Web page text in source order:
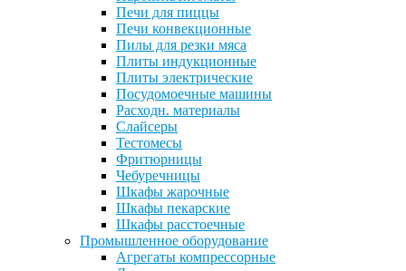
Печи для пиццы
Печи конвекционные
Пилы для резки мяса
Плиты индукционные
Плиты электрические
Посудомоечные машины
Расходн. материалы
Слайсеры
Тестомесы
Фритюрницы
Чебуречницы
Шкафы жарочные
Шкафы пекарские
Шкафы расстоечные
Промышленное оборудование
Агрегаты компрессорные